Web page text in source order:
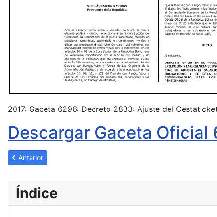
2017: Gaceta 6296: Decreto 2833: Ajuste del
Descargar Gaceta Oficial
Artículo anterior: Decreto 2966. Aumento del salario mínimo
Anterior
Índice